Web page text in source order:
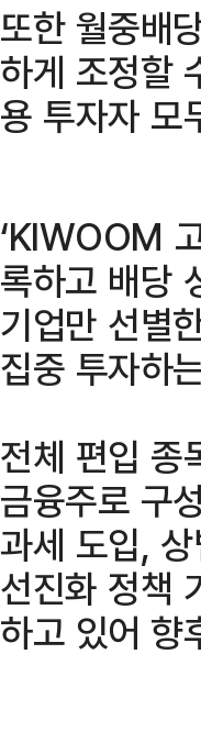
또한 월중배
하게 조정할
용 투자자 모
‘KIWOOM
록하고 배당
기업만 선별
집중 투자하
전체 편입 종
금융주로 구
과세 도입,
선진화 정책
하고 있어 향